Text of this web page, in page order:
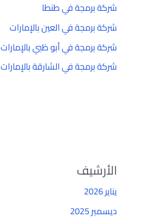
شركة برمجة في طنطا
شركة برمجة في العين بالإمارات
شركة برمجة في أبو ظبي بالإمارات
شركة برمجة في الشارقة بالإمارات
الأرشيف
يناير 2026
ديسمبر 2025